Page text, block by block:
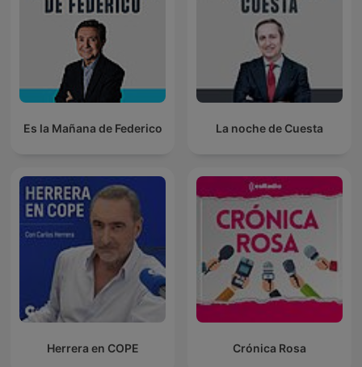
Es la Mañana de Federico La noche de Cuesta
Herrera en COPE Crónica Rosa